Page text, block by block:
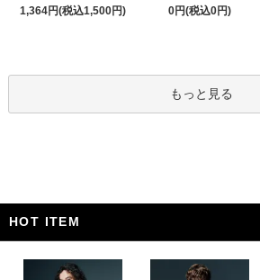
1,364円(税込1,500円)
0円(税込0円)
もっと見る
HOT ITEM